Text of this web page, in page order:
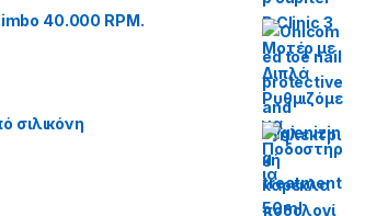
40.000 RPM.
σιλικόνη